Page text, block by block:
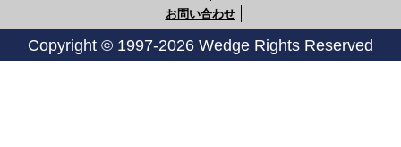
お問い合わせ
Copyright © 1997-2026 Wedge Rights Reserved